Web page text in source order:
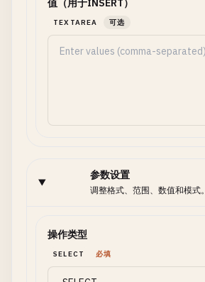
值（用于INSERT）
TEXTAREA 可选
参数设置
调整格式、范围、数值和模式。
操作类型
SELECT 必填